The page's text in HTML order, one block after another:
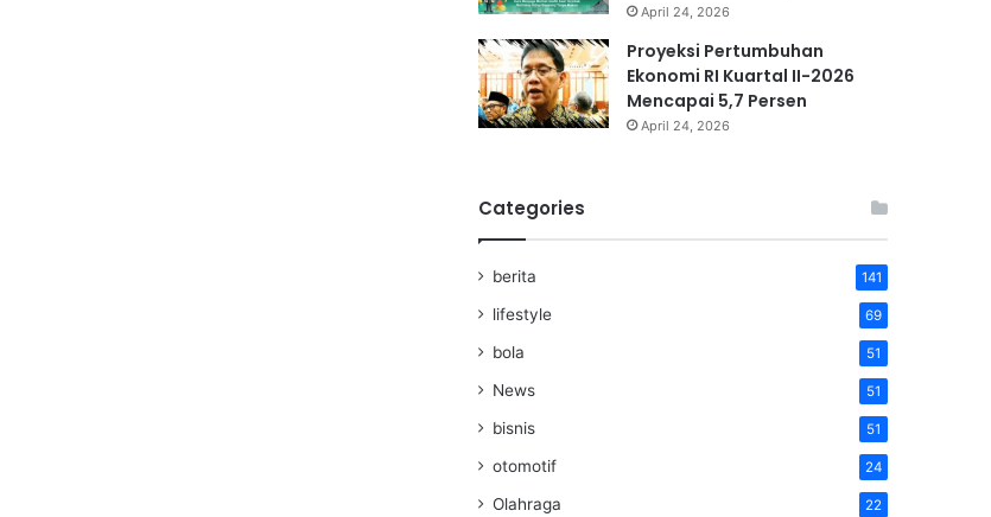
April 24, 2026
Proyeksi Pertumbuhan
Ekonomi RI Kuartal II-2026
Mencapai 5,7 Persen
April 24, 2026
Categories
berita 141
lifestyle 69
bola 51
News 51
bisnis 51
otomotif 24
Olahraga 22